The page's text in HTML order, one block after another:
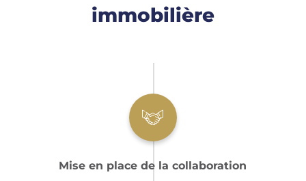
immobilière
Mise en place de la collaboration